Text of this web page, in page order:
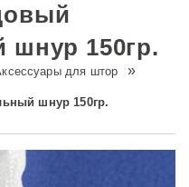
И
шнур 150гр.
для штор
шнур 150гр.